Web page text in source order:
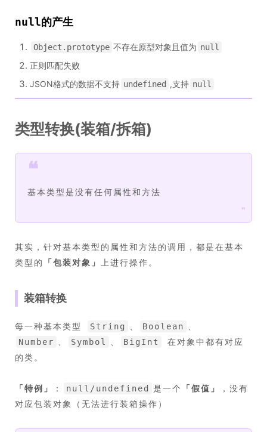
null的产生
Object.prototype 不存在原型对象且值为 null
正则匹配失败
JSON格式的数据不支持 undefined ,支持 null
类型转换(装箱/拆箱)
❝
基本类型是没有任何属性和方法
❞
其实，针对基本类型的属性和方法的调用，都是在基本
类型的
「包装对象 」 上进行操作。
装箱转换
每一种基本类型 String Boolean
Number Symbol BigInt
在对象中都有对应
的类。
「特例 」 ： null/undefined 是一个 「假值 」
，没有
对应包装对象（无法进行装箱操作）